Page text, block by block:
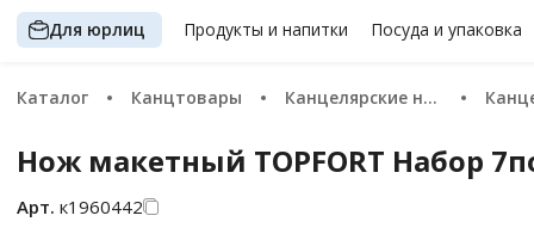
Для юрлиц Продуктыи напитки Посуда и упаковка
Каталог Канцтовары Канцелярские ножи и ножницы
Нож макетный TOPFORT Набор
Арт. к1960442